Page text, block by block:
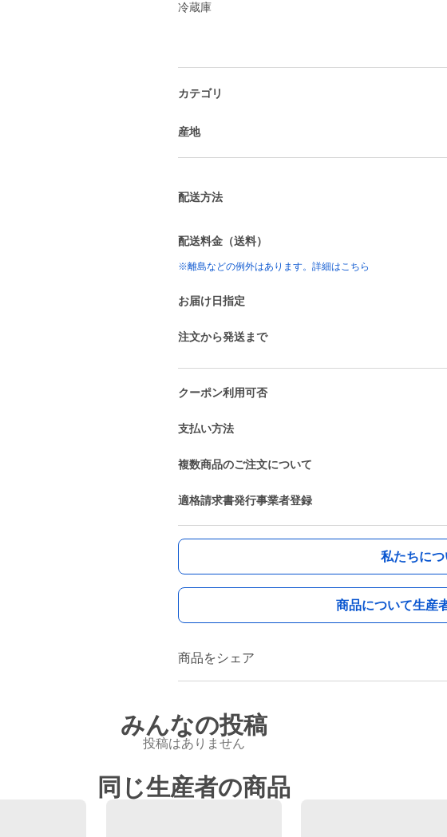
冷蔵庫
カテゴリ
産地
配送方法
配送料金（送料）
※離島などの例外はあります。詳細はこちら
お届け日指定
注文から発送まで
クーポン利用可否
支払い方法
複数商品のご注文について
適格請求書発行事業者登録
私たちにつ
商品について生産
商品をシェア
みんなの投稿
投稿はありません
同じ生産者の商品